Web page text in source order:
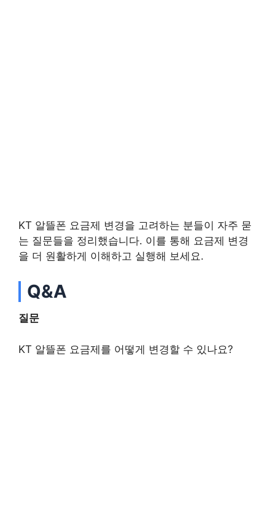
KT 알뜰폰 요금제 변경을 고려하는 분들이 자주 묻
는 질문들을 정리했습니다. 이를 통해 요금제 변경
을 더 원활하게 이해하고 실행해 보세요.
Q&A
질문
KT 알뜰폰 요금제를 어떻게 변경할 수 있나요?